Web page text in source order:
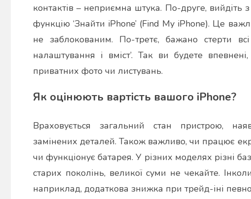
контактів – неприємна штука. По-друге, вийдіть
функцію ‘Знайти iPhone’ (Find My iPhone). Це
не заблокованим. По-третє, бажано стерти
налаштування і вміст’. Так ви будете
приватних фото чи листувань.
Як оцінюють вартість вашого iPhone?
Враховується загальний стан пристрою,
замінених деталей. Також важливо, чи працює
чи функціонує батарея. У різних моделях різні
старих поколінь, великої суми не чекайте.
наприклад, додаткова знижка при трейд-іні